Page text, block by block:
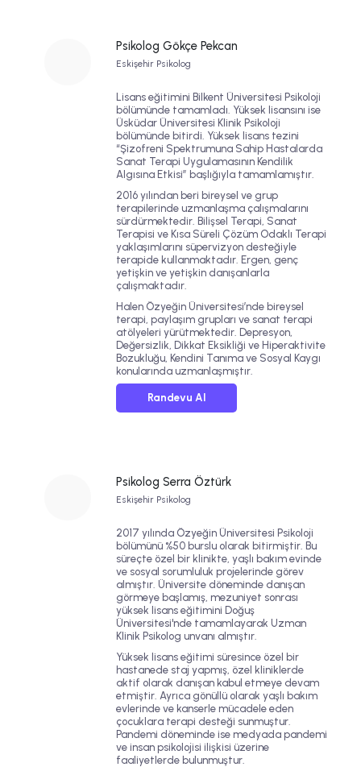
Psikolog Gökçe Pekcan
Eskişehir Psikolog
Lisans eğitimini Bilkent Üniversitesi Psikoloji
bölümünde tamamladı. Yüksek lisansını ise
Üsküdar Üniversitesi Klinik Psikoloji
bölümünde bitirdi. Yüksek lisans tezini
“Şizofreni Spektrumuna Sahip Hastalarda
Sanat Terapi Uygulamasının Kendilik
Algısına Etkisi” başlığıyla tamamlamıştır.
2016 yılından beri bireysel ve grup
terapilerinde uzmanlaşma çalışmalarını
sürdürmektedir. Bilişsel Terapi, Sanat
Terapisi ve Kısa Süreli Çözüm Odaklı Terapi
yaklaşımlarını süpervizyon desteğiyle
terapide kullanmaktadır. Ergen, genç
yetişkin ve yetişkin danışanlarla
çalışmaktadır.
Halen Özyeğin Üniversitesi’nde bireysel
terapi, paylaşım grupları ve sanat terapi
atölyeleri yürütmektedir. Depresyon,
Değersizlik, Dikkat Eksikliği ve Hiperaktivite
Bozukluğu, Kendini Tanımave Sosyal Kaygı
konularında uzmanlaşmıştır.
Randevu Al
Psikolog Serra Öztürk
Eskişehir Psikolog
2017 yılında Özyeğin Üniversitesi Psikoloji
bölümünü %50 burslu olarak bitirmiştir. Bu
süreçte özel bir klinikte, yaşlı bakım evinde
ve sosyal sorumluluk projelerinde görev
almıştır. Üniversite döneminde danışan
görmeye başlamış, mezuniyet sonrası
yüksek lisans eğitimini Doğuş
Üniversitesi'nde tamamlayarak Uzman
Klinik Psikolog unvanı almıştır.
Yüksek lisans eğitimi süresince özel bir
hastanede staj yapmış, özel kliniklerde
aktif olarak danışan kabul etmeye devam
etmiştir. Ayrıca gönüllü olarak yaşlı bakım
evlerinde ve kanserle mücadele eden
çocuklara terapi desteği sunmuştur.
Pandemi döneminde ise medyada pandemi
ve insan psikolojisi ilişkisi üzerine
faaliyetlerde bulunmuştur.